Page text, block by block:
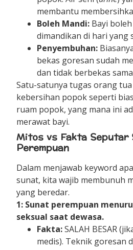
membantu
Boleh Mandi: Bayi
dimandikan di hari yang
Penyembuhan:
bekas goresan sudah
dan tidak berbekas
Satu-satunya tugas orang
kebersihan popok seperti
ruam popok, yang mana ini
merawat bayi.
Mitos vs Fakta Seputar
Perempuan
Dalam menjawab keyword
sunat, kita wajib membunuh
yang beredar.
1: Sunat perempuan
seksual saat dewasa.
Fakta:SALAH BESAR
medis). Teknik goresan